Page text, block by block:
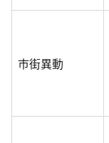
市街異動